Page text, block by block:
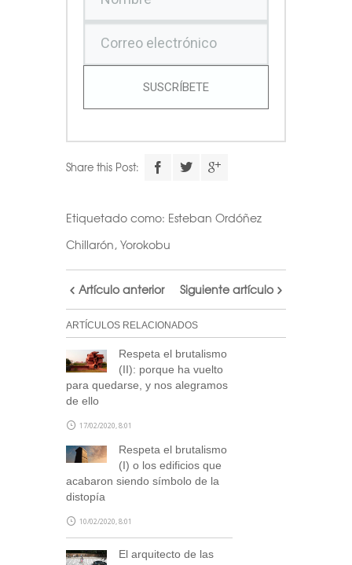
SUSCRÍBETE
Share this Post:
Etiquetado como: Esteban Ordóñez
Chillarón, Yorokobu
Artículo anterior Siguiente artículo
ARTÍCULOS RELACIONADOS
Respeta el brutalismo
(II): porque ha vuelto
para quedarse, y nos alegramos
de ello
17/02/2020, 8:01
Respeta el brutalismo
(I) o los edificios que
acabaron siendo símbolo de la
distopía
10/02/2020, 8:01
El arquitecto de las